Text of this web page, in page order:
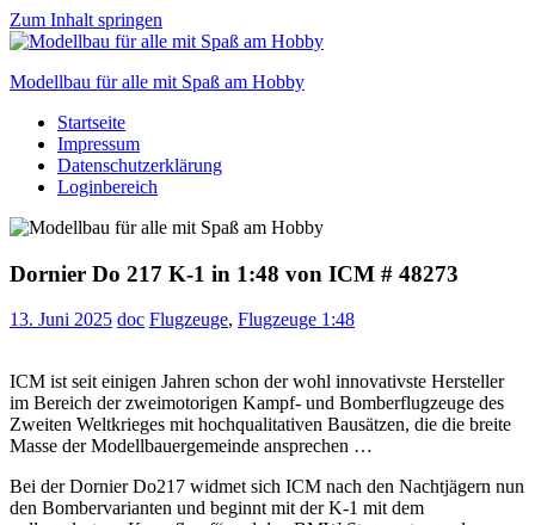
Zum Inhalt springen
Modellbau für alle mit Spaß am Hobby
Scale
modelling
to
Startseite
Impressum
Datenschutzerklärung
Loginbereich
Dornier Do 217 K-1 in 1:48 von ICM # 48273
13. Juni 2025 doc Flugzeuge, Flugzeuge 1:48
ICM ist seit einigen Jahren schon der wohl innovativste Hersteller
im Bereich der zweimotorigen Kampf- und Bomberflugzeuge des
Zweiten Weltkrieges mit hochqualitativen Bausätzen, die die breite
Masse der Modellbauergemeinde ansprechen …
Bei der Dornier Do217 widmet sich ICM nach den Nachtjägern nun
den Bombervarianten und beginnt mit der K-1 mit dem